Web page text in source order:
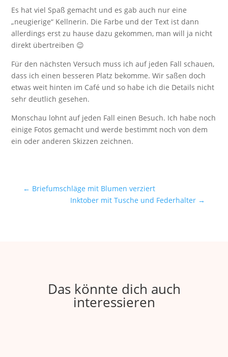
Es hat viel Spaß gemacht und es gab auch nur eine
„neugierige“ Kellnerin. Die Farbe und der Text ist dann
allerdings erst zu hause dazu gekommen, man will ja nicht
direkt übertreiben 😉
Für den nächsten Versuch muss ich auf jeden Fall schauen,
dass ich einen besseren Platz bekomme. Wir saßen doch
etwas weit hinten im Café und so habe ich die Details nicht
sehr deutlich gesehen.
Monschau lohnt auf jeden Fall einen Besuch. Ich habe noch
einige Fotos gemacht und werde bestimmt noch von dem
ein oder anderen Skizzen zeichnen.
← Briefumschläge mit Blumen verziert
Inktober mit Tusche und Federhalter →
Das könnte dich auch
interessieren